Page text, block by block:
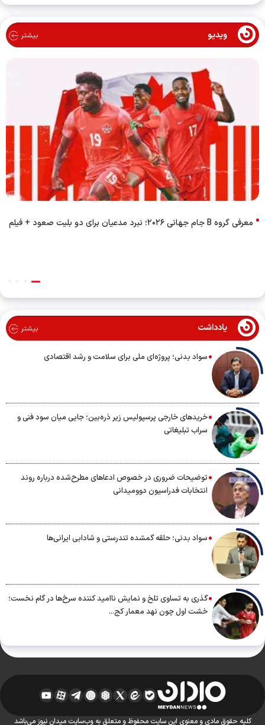
ویدیو بیشتر
معرفی گروه B جام جهانی ۲۰۲۶؛ نبرد مدعیان برای دو بلیت صعود + فیلم
یادداشت بیشتر
سواد بدنی؛ پروژه‌ای ملی برای سلامت و رشد اقتصادی
خریدهای خارجی پرسپولیس زیر ذره‌بین؛ جایی میان سود فنی و
سراب تبلیغاتی
توضیحات ضروری در خصوص ادعاهای مطرح‌شده درباره روند
انتخابات فدراسیون دوومیدانی
سواد بدنی؛ حلقه گمشده تندرستی و شادابی ایرانی‌ها
گذری به تساوی تلخ و نمایش ناامید کننده سرخ‌ها در گام نخست؛
خشت اول چون نهد معمار کج...
کلیه حقوق مادی و معنوی این سایت محفوظ و متعلق به وب‌سایت میدان نیوز می‌باشد